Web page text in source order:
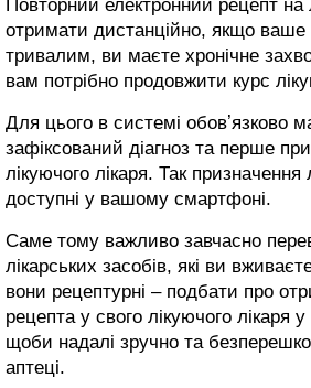
Повторний електронний рецепт
отримати дистанційно, якщо ваше
тривалим, ви маєте хронічне
вам потрібно продовжити курс
Для цього в системі обовʼязково
зафіксований діагноз та перше
лікуючого лікаря. Так призначення
доступні у вашому смартфоні.
Саме тому важливо завчасно
лікарських засобів, які ви
вони рецептурні – подбати про
рецепта у свого лікуючого лікаря у
щоби надалі зручно та
аптеці.